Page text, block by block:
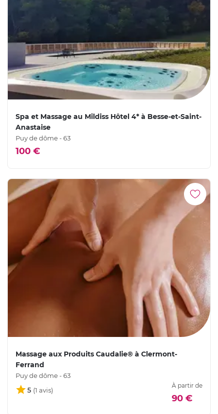
Spa et Massage au Mildiss Hôtel 4* à Besse-et-Saint-
Anastaise
Puy de dôme - 63
100 €
Massage aux Produits Caudalie® à Clermont-
Ferrand
Puy de dôme - 63
5
À partir de
90 €